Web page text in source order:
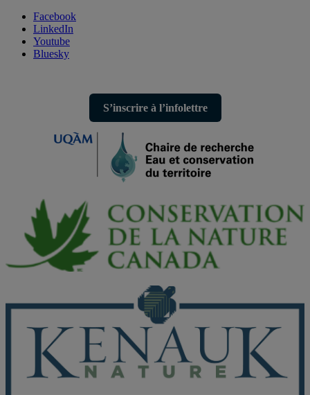
Facebook
LinkedIn
Youtube
Bluesky
S’inscrire à l’infolettre